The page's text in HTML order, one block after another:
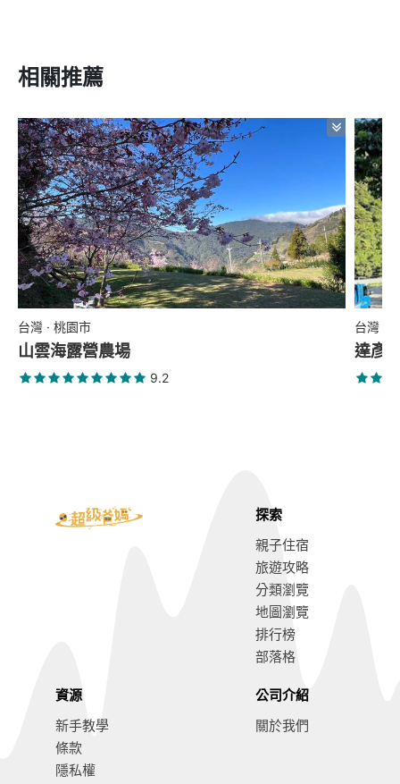
相關推薦
台灣 · 桃園市
山雲海露營農場
9.2
台灣 ·
達彥
探索
親子住宿
旅遊攻略
分類瀏覽
地圖瀏覽
排行榜
部落格
資源
新手教學
條款
隱私權
公司介紹
關於我們